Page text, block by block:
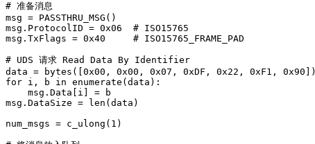
# 准备消息
msg = PASSTHRU_MSG()
msg.ProtocolID = 0x06  # ISO15765
msg.TxFlags = 0x40     # ISO15765_FRAME_PAD
# UDS 请求 Read Data By Identifier
data = bytes([0x00, 0x00, 0x07, 0xDF, 0x22, 0xF1, 0x90])
for i, b in enumerate(data):
    msg.Data[i] = b
msg.DataSize = len(data)
num_msgs = c_ulong(1)